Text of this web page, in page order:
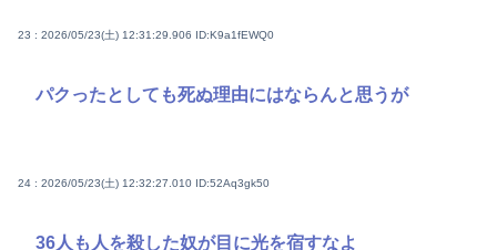
23 : 2026/05/23(土) 12:31:29.906 ID:K9a1fEWQ0
パクったとしても死ぬ理由にはならんと思うが
24 : 2026/05/23(土) 12:32:27.010 ID:52Aq3gk50
36人も人を殺した奴が目に光を宿すなよ